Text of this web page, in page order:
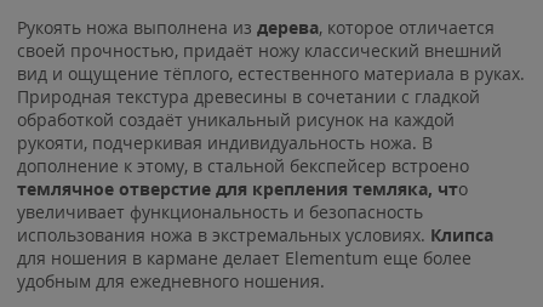
Рукоять ножа выполнена из дерева, которое отличается
своей прочностью, придаёт ножу классический внешний
вид и ощущение тёплого, естественного материала в руках.
Природная текстура древесины в сочетании с гладкой
обработкой создаёт уникальный рисунок на каждой
рукояти, подчеркивая индивидуальность ножа. В
дополнение к этому, в стальной бекспейсер встроено
темлячное отверстие для крепления темляка, что
увеличивает функциональность и безопасность
использования ножа в экстремальных условиях. Клипса
для ношения в кармане делает Elementum еще более
удобным для ежедневного ношения.